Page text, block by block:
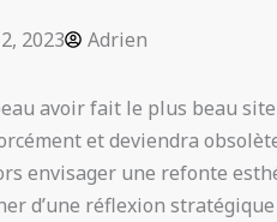
2023 Adrien
avoir fait le plus beau
et deviendra
envisager une refonte
d’une réflexion